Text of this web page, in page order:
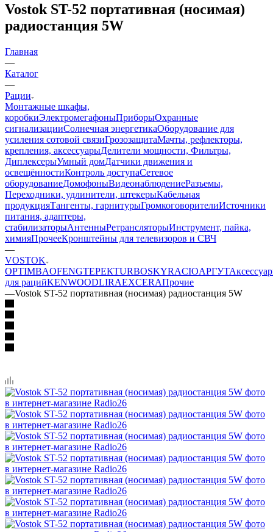
Vostok ST-52 портативная (носимая)
радиостанция 5W
Главная
—
Каталог
—
Рации
Монтажные шкафы,
коробкиЭлектромегафоныПриборыОхранные
сигнализацииСолнечная энергетикаОборудование для
усиления сотовой связиГрозозащитаМачты, рефлекторы,
крепления, аксессуарыДелители мощности, Фильтры,
ДиплексерыУмный домДатчики движения и
освещённостиКонтроль доступаСетевое
оборудованиеДомофоныВидеонаблюдениеРазъемы,
Переходники, удлинители, штекерыКабельная
продукцияТангенты, гарнитурыГромкоговорителиИсточники
питания, адаптеры,
стабилизаторыАнтенныРетрансляторыИнструмент, пайка,
химияПрочееКронштейны для телевизоров и СВЧ
—
VOSTOK
OPTIMBAOFENGТЕРЕКTURBOSKYRACIOАРГУТ
для рацийKENWOODLIRAEXCERAПрочие
—Vostok ST-52 портативная (носимая) радиостанция 5W